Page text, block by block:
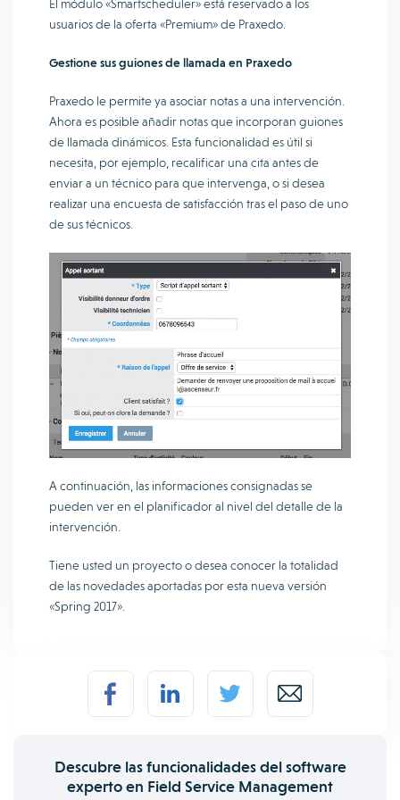
El módulo «Smartscheduler» está reservado a los
usuarios de la oferta «Premium» de Praxedo.
Gestione sus guiones de llamada en Praxedo
Praxedo le permite ya asociar notas a una intervención.
Ahora es posible añadir notas que incorporan guiones
de llamada dinámicos. Esta funcionalidad es útil si
necesita, por ejemplo, recalificar una cita antes de
enviar a un técnico para que intervenga, o si desea
realizar una encuesta de satisfacción tras el paso de uno
de sus técnicos.
A continuación, las informaciones consignadas se
pueden ver en el planificador al nivel del detalle de la
intervención.
Tiene usted un proyecto o desea conocer la totalidad
de las novedades aportadas por esta nueva versión
«Spring 2017».
Descubre las funcionalidades del software
experto en Field Service Management